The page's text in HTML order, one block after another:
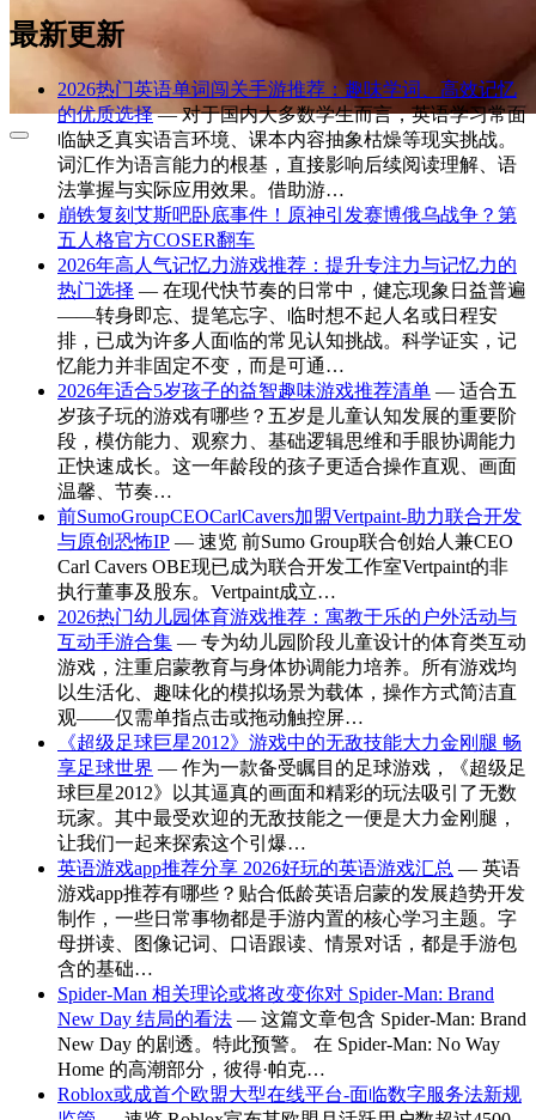
最新更新
2026热门英语单词闯关手游推荐：趣味学词、高效记忆
的优质选择— 对于国内大多数学生而言，英语学习常面
临缺乏真实语言环境、课本内容抽象枯燥等现实挑战。
词汇作为语言能力的根基，直接影响后续阅读理解、语
法掌握与实际应用效果。借助游…
崩铁复刻艾斯吧卧底事件！原神引发赛博俄乌战争？第
五人格官方COSER翻车
2026年高人气记忆力游戏推荐：提升专注力与记忆力的
热门选择 — 在现代快节奏的日常中，健忘现象日益普遍
——转身即忘、提笔忘字、临时想不起人名或日程安
排，已成为许多人面临的常见认知挑战。科学证实，记
忆能力并非固定不变，而是可通…
2026年适合5岁孩子的益智趣味游戏推荐清单 — 适合五
岁孩子玩的游戏有哪些？五岁是儿童认知发展的重要阶
段，模仿能力、观察力、基础逻辑思维和手眼协调能力
正快速成长。这一年龄段的孩子更适合操作直观、画面
温馨、节奏…
前SumoGroupCEOCarlCavers加盟Vertpaint-助力联合开发
与原创恐怖IP — 速览 前Sumo Group联合创始人兼CEO
Carl Cavers OBE现已成为联合开发工作室Vertpaint的非
执行董事及股东。Vertpaint成立…
2026热门幼儿园体育游戏推荐：寓教于乐的户外活动与
互动手游合集 — 专为幼儿园阶段儿童设计的体育类互动
游戏，注重启蒙教育与身体协调能力培养。所有游戏均
以生活化、趣味化的模拟场景为载体，操作方式简洁直
观——仅需单指点击或拖动触控屏…
《超级足球巨星2012》游戏中的无敌技能大力金刚腿 畅
享足球世界 — 作为一款备受瞩目的足球游戏，《超级足
球巨星2012》以其逼真的画面和精彩的玩法吸引了无数
玩家。其中最受欢迎的无敌技能之一便是大力金刚腿，
让我们一起来探索这个引爆…
英语游戏app推荐分享 2026好玩的英语游戏汇总 — 英语
游戏app推荐有哪些？贴合低龄英语启蒙的发展趋势开发
制作，一些日常事物都是手游内置的核心学习主题。字
母拼读、图像记词、口语跟读、情景对话，都是手游包
含的基础…
Spider-Man 相关理论或将改变你对 Spider-Man: Brand
New Day 结局的看法 — 这篇文章包含 Spider-Man: Brand
New Day 的剧透。特此预警。 在 Spider-Man: No Way
Home 的高潮部分，彼得·帕克…
Roblox或成首个欧盟大型在线平台-面临数字服务法新规